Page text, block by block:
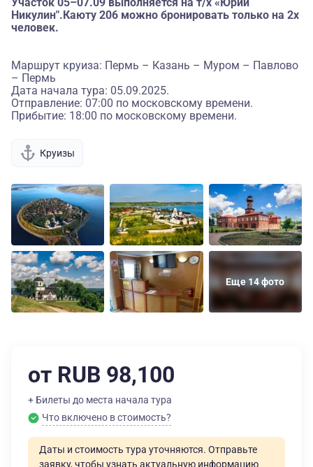
Никулин".Каюту 206 можно бронировать только на 2х
человек.
Маршрут круиза: Пермь – Казань – Муром – Павлово
– Пермь
Дата начала тура: 05.09.2025.
Отправление: 07:00 по московскому времени.
Прибытие: 18:00 по московскому времени.
Круизы
Еще 14 фото
от RUB 98,100
+ Билеты до места начала тура
Что включено в стоимость?
Даты и стоимость тура уточняются. Отправьте
заявку, чтобы узнать актуальную информацию